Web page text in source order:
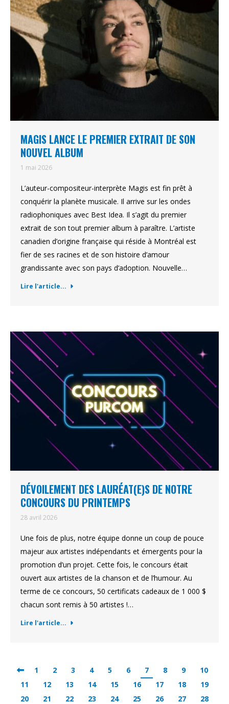
MAGIS LANCE LE PREMIER EXTRAIT DE SON
NOUVEL ALBUM
1 mai 2026
L’auteur-compositeur-interprète Magis est fin prêt à
conquérir la planète musicale. Il arrive sur les ondes
radiophoniques avec Best Idea. Il s’agit du premier
extrait de son tout premier album à paraître. L’artiste
canadien d’origine française qui réside à Montréal est
fier de ses racines et de son histoire d’amour
grandissante avec son pays d’adoption. Nouvelle…
Lire l'article...
DÉVOILEMENT DES LAURÉAT(E)S DE NOTRE
CONCOURS DU PRINTEMPS
28 avril 2026
Une fois de plus, notre équipe donne un coup de pouce
majeur aux artistes indépendants et émergents pour la
promotion d’un projet. Cette fois, le concours était
ouvert aux artistes de la chanson et de l’humour. Au
terme de ce concours, 50 certificats cadeaux de 1 000 $
chacun sont remis à 50 artistes !…
Lire l'article...
1 2 3 4 5 6 7 8 9
10
11
12 13 14 15 16 17 18
19
20
21 22 23 24 25 26 27
28